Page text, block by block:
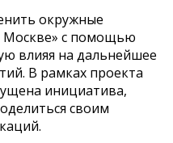
окружные
Москве» с помощью
влияя на дальнейшее
В рамках проекта
инициатива,
своим